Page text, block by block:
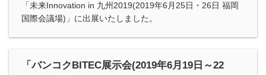
「未来Innovation in 九州2019(2019年6月25日・26日 福岡
国際会議場)」に出展いたしました。
「バンコクBITEC展示会(2019年6月19日～22